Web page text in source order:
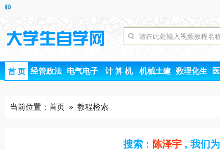
首 页 经管政法 电气电子 计 算 机 机械土建 数理化生
当前位置： 首页 » 教程检索
搜索 : 陈泽宇 , 我们